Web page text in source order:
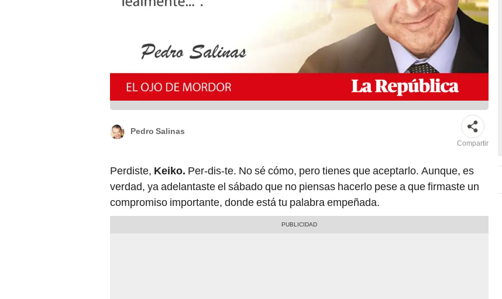
Pedro Salinas
Compartir
Perdiste, Keiko. Per-dis-te. No sé cómo, pero tienes que aceptarlo. Aunque, es
verdad, ya adelantaste el sábado que no piensas hacerlo pese a que firmaste un
compromiso importante, donde está tu palabra empeñada.